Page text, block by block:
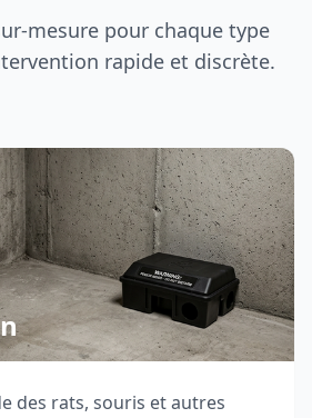
mesure pour chaque type
rapide et discrète.
des rats, souris et autres